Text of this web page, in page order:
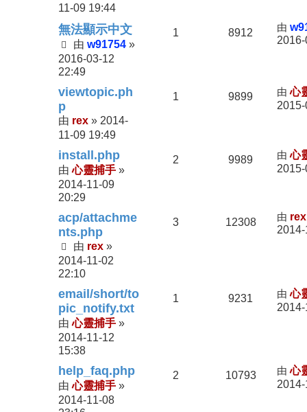
11-09 19:44
無法顯示中文
由 w91754 »
2016-03-12
22:49
1 8912 由
2016-
viewtopic.ph
p
由 rex » 2014-
11-09 19:49
1 9899 由心
install.php
由心靈捕手 »
2014-11-09
20:29
2 9989 由心
acp/attachme
nts.php
由 rex »
2014-11-02
22:10
3 12308 由 rex
email/short/to
pic_notify.txt
由心靈捕手 »
2014-11-12
15:38
1 9231 由心
help_faq.php
由心靈捕手 »
2014-11-08
2 10793 由心